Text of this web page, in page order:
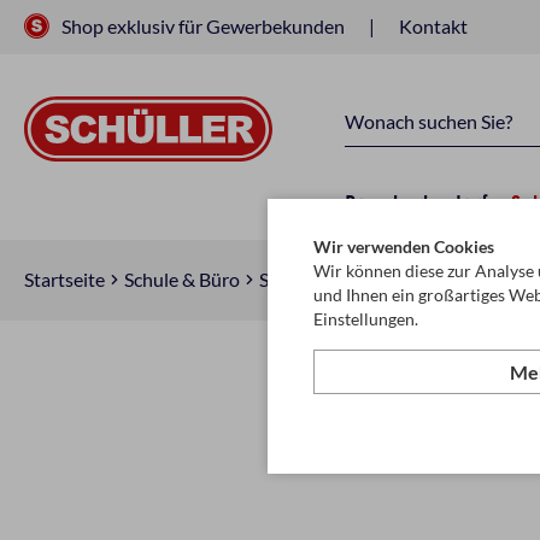
Shop exklusiv für Gewerbekunden Kontakt
Raucherbedarf
Startseite Schule & Büro Schreiben, Zeichnen & Korrigieren
Wir verwenden Cookies
Wir können diese zur
und Ihnen ein großartiges
Einstellungen.